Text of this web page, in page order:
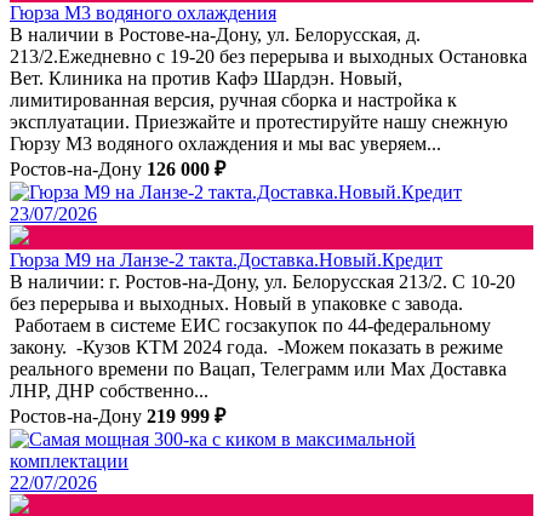
Гюрза М3 водяного охлаждения
В наличии в Ростове-на-Дону, ул. Белорусская, д.
213/2.Ежедневно с 19-20 без перерыва и выходных Остановка
Вет. Клиника на против Кафэ Шардэн. Новый,
лимитированная версия, ручная сборка и настройка к
эксплуатации. Приезжайте и протестируйте нашу снежную
Гюрзу М3 водяного охлаждения и мы вас уверяем...
Ростов-на-Дону 126 000 ₽
23/07/2026
Гюрза М9 на Ланзе-2 такта.Доставка.Новый.Кредит
В наличии: г. Ростов-на-Дону, ул. Белорусская 213/2. С 10-20
без перерыва и выходных. Новый в упаковке с завода.
Работаем в системе ЕИС госзакупок по 44-федеральному
закону. -Кузов КТМ 2024 года. -Можем показать в режиме
реального времени по Вацап, Телеграмм или Max Доставка
ЛНР, ДНР собственно...
Ростов-на-Дону 219 999 ₽
22/07/2026